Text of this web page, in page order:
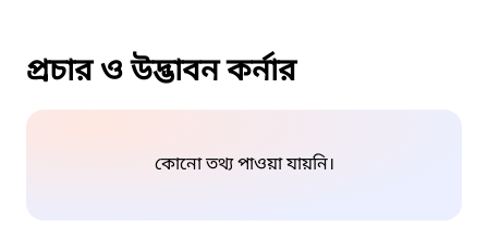
প্রচার ও উদ্ভাবন কর্নার
কোনো তথ্য পাওয়া যায়নি।